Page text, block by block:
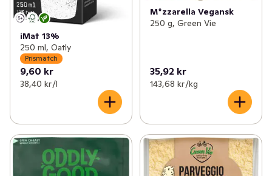
iMat 13%
250 ml, Oatly
Prismatch
9,60 kr
38,40 kr /l
M*zzarella Vegansk
250 g, Green Vie
35,92 kr
143,68 kr /kg